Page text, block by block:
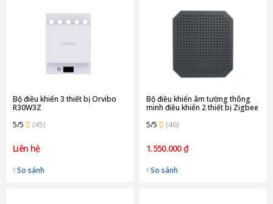
Bộ điều khiển 3 thiết bị Orvibo
R30W3Z
5/5
(45)
Liên hệ
So sánh
Bộ điều khiển âm tường thông
minh điều khiển 2 thiết bị Zigbee
5/5
(46)
1.550.000 ₫
So sánh